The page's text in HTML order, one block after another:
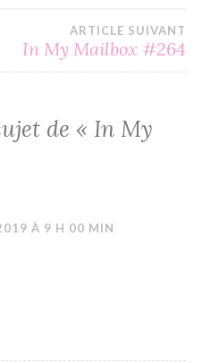
ARTICLE SUIVANT
In My Mailbox #264
de « In My
À 9 H 00 MIN